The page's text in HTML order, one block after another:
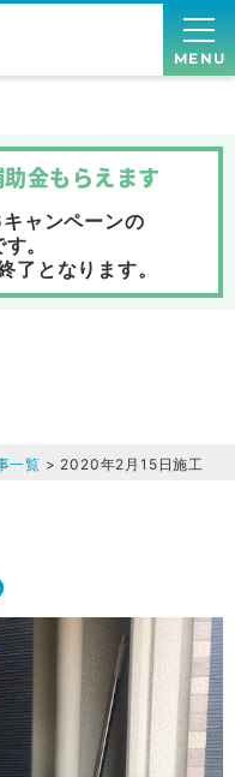
MENU
金もらえます
ャンペーンの
。
了となります。
一覧 > 2020年2月15日施工